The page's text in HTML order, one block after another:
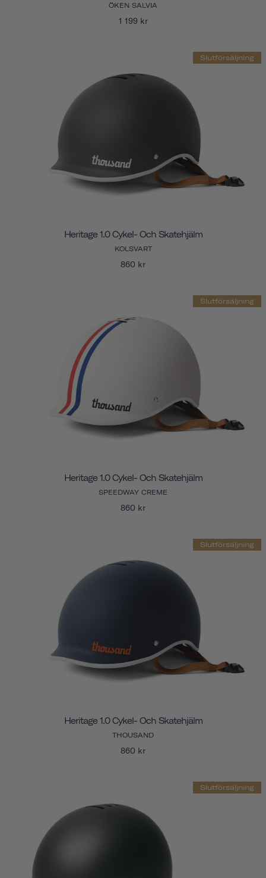
ÖKEN SALVIA
1 199 kr
Slutförsäljning
Heritage 1.0 Cykel- Och Skatehjälm
KOLSVART
860 kr
Slutförsäljning
Heritage 1.0 Cykel- Och Skatehjälm
SPEEDWAY CREME
860 kr
Slutförsäljning
Heritage 1.0 Cykel- Och Skatehjälm
THOUSAND
860 kr
Slutförsäljning